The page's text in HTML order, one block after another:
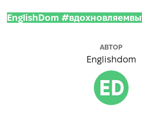
EnglishDom
АВТОР
Englishdom